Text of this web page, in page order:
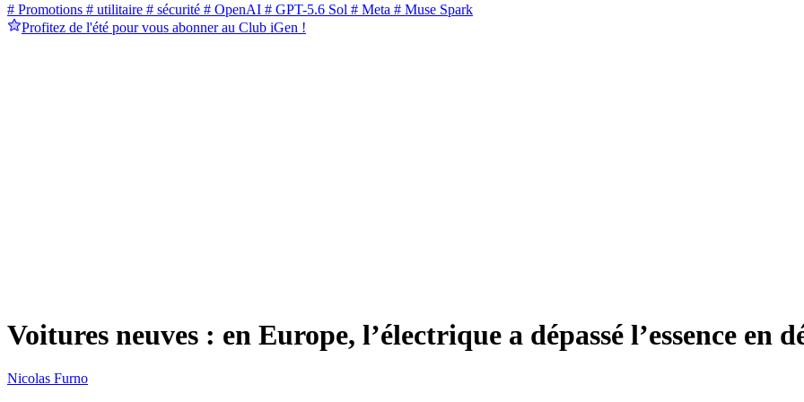
# Promotions # utilitaire # sécurité # OpenAI # GPT-5.6 Sol # Meta # Muse Spark
Profitez de l'été pour vous abonner au Club iGen !
Voitures neuves : en Europe, l’électrique a dépassé l’essence en
Nicolas Furno